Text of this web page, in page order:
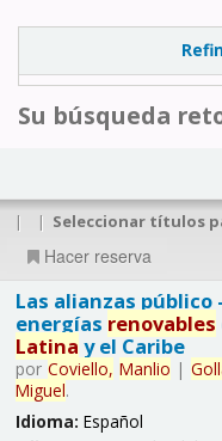
Su búsqueda
| | Seleccionar títulos
Hacer reserva
Las alianzas público
energías renovables
Latina y el Caribe
por Coviello, Manlio |
Miguel.
Idioma: Español